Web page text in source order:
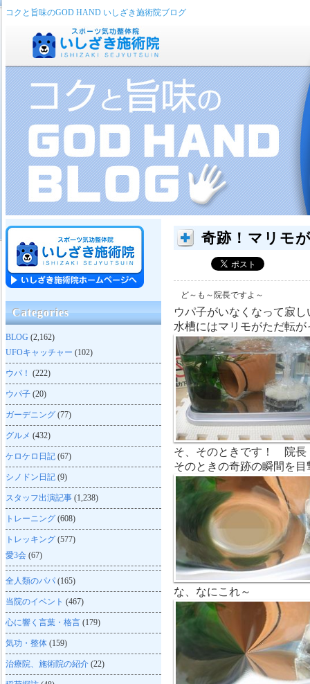
コクと旨味のGOD HAND いしざき施術院ブログ
奇跡！マリモ
ど～も～院長ですよ～
ウパ子がいなくなって寂
水槽にはマリモがただ転
そ、そのときです！ 院
そのときの奇跡の瞬間を
な、なにこれ～
Categories
BLOG (2,162)
UFOキャッチャー (102)
ウパ！ (222)
ウパ子 (20)
ガーデニング (77)
グルメ (432)
ケロケロ日記 (67)
シノドン日記 (9)
スタッフ出演記事 (1,238)
トレーニング (608)
トレッキング (577)
愛3会 (67)
全人類のパパ (165)
当院のイベント (467)
心に響く言葉・格言 (179)
気功・整体 (159)
治療院、施術院の紹介 (22)